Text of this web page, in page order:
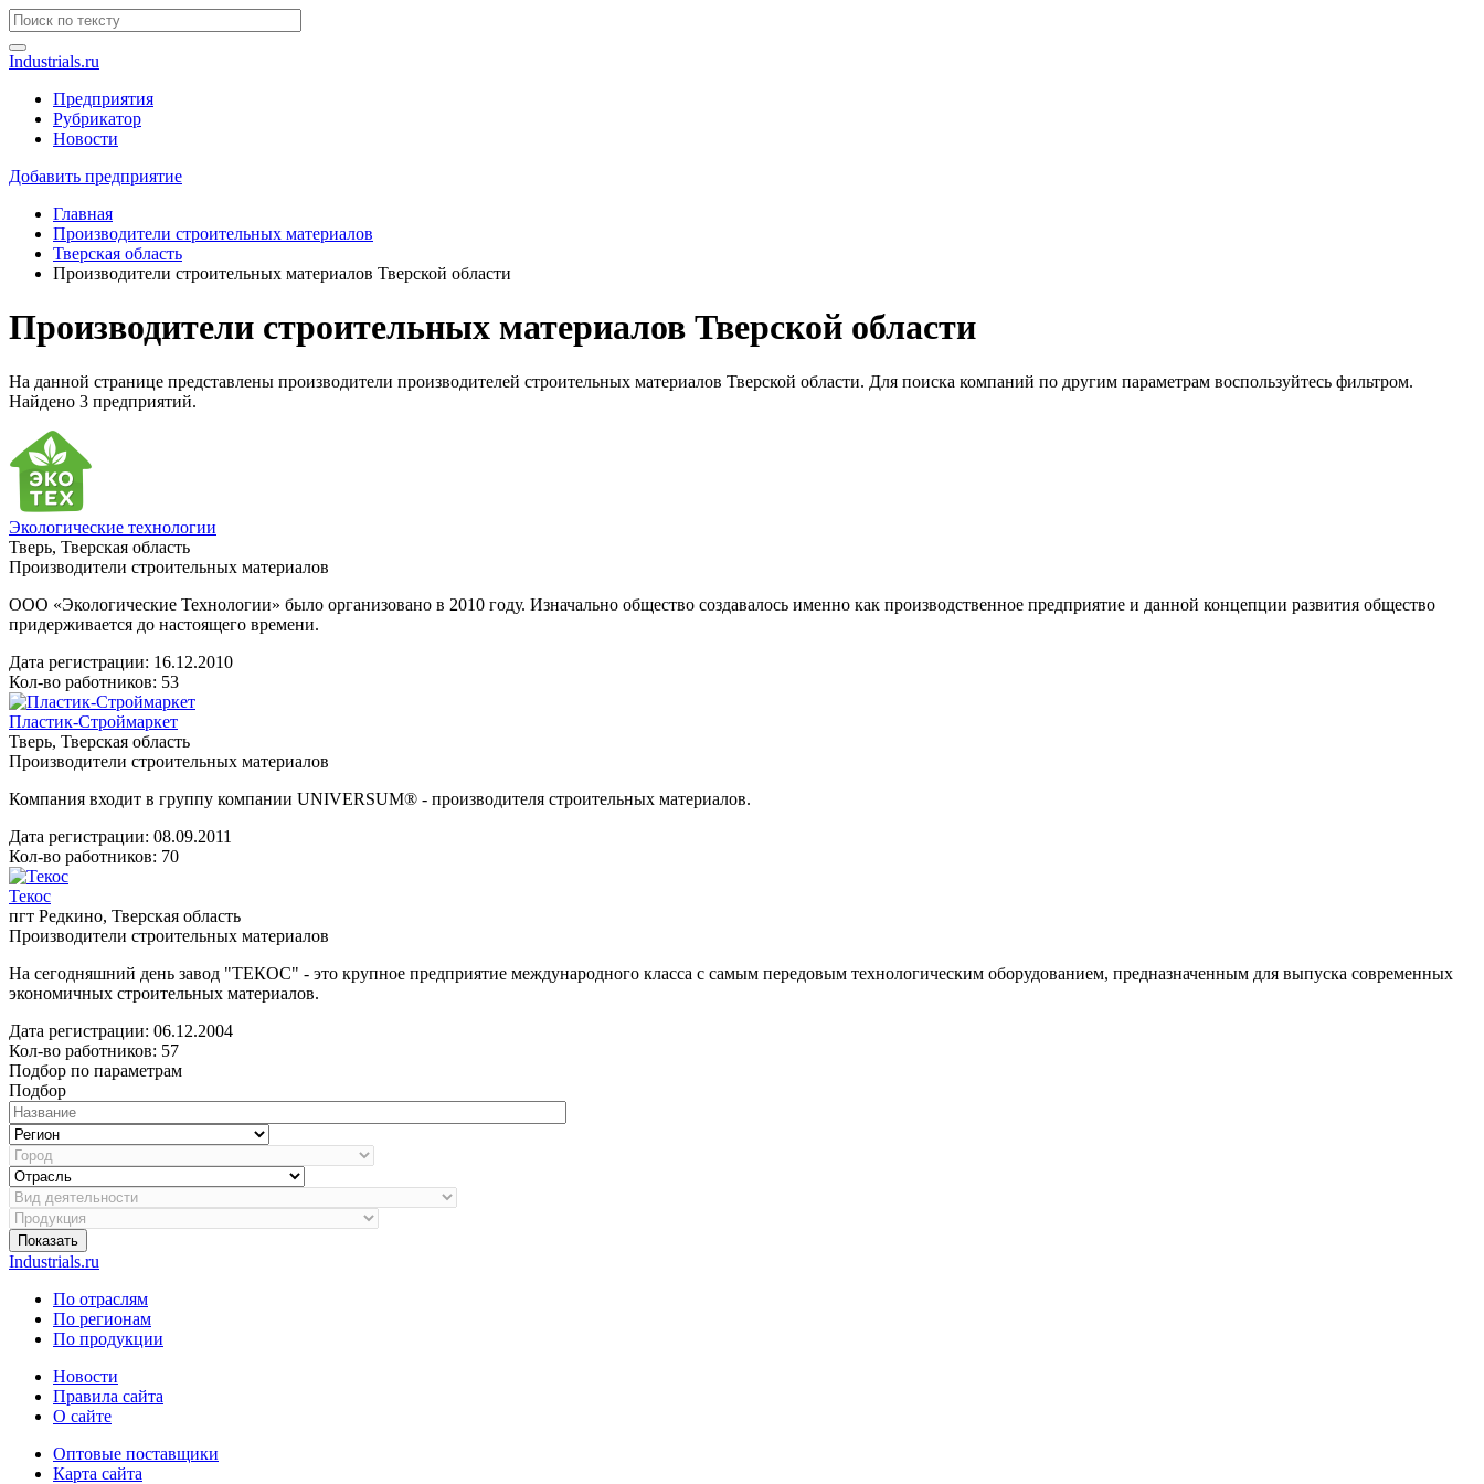
Industrials.ru
Предприятия
Рубрикатор
Новости
Добавить предприятие
Главная
Производители строительных материалов
Тверская область
Производители строительных материалов Тверской области
Производители строительных материалов Тверской области
На данной странице представлены производители производителей строительных материалов Тверской области. Для поиска компаний по другим параметрам воспользуйтесь фильтром.
Найдено 3 предприятий.
Экологические технологии
Тверь, Тверская область
Производители строительных материалов
ООО «Экологические Технологии» было организовано в 2010 году. Изначально общество создавалось именно как производственное предприятие и данной концепции развития общество
придерживается до настоящего времени.
Дата регистрации: 16.12.2010
Кол-во работников: 53
Пластик-Строймаркет
Тверь, Тверская область
Производители строительных материалов
Компания входит в группу компании UNIVERSUM® - производителя строительных материалов.
Дата регистрации: 08.09.2011
Кол-во работников: 70
Текос
пгт Редкино, Тверская область
Производители строительных материалов
На сегодняшний день завод "ТЕКОС" - это крупное предприятие международного класса с самым передовым технологическим оборудованием, предназначенным для выпуска современных
экономичных строительных материалов.
Дата регистрации: 06.12.2004
Кол-во работников: 57
Подбор по параметрам
Подбор
Показать
Industrials.ru
По отраслям
По регионам
По продукции
Новости
Правила сайта
О сайте
Оптовые поставщики
Карта сайта